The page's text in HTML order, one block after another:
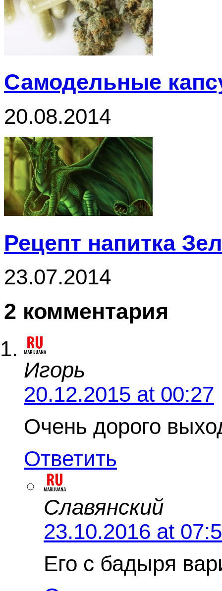
Самодельные
20.08.2014
Рецепт напитка
23.07.2014
2 комментария
Игорь
20.12.2015 at 00:27
Очень дорого
Ответить
Славянский
23.10.2016 at
Его с бадыря